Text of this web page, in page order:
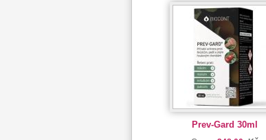
Prev-Gard 30ml